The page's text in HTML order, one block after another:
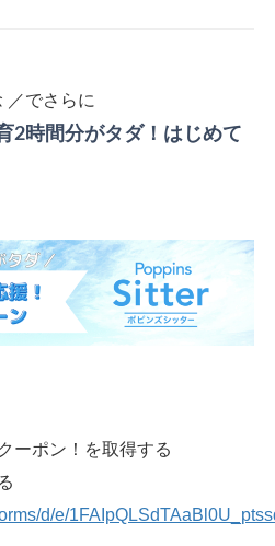
／でさらに
2時間分がタダ！はじめて
ーポン！を取得する
d/e/